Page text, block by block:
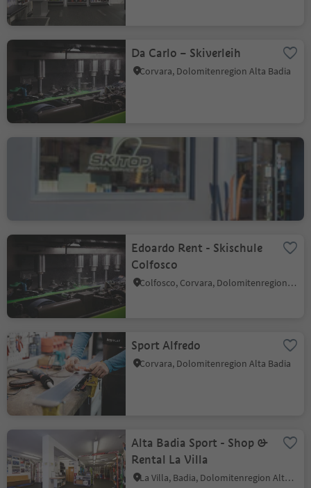
Da Carlo – Skiverleih
Corvara, Dolomitenregion Alta Badia
Ski Top La Val
La Val, Dolomitenregion Alta Badia
Edoardo Rent - Skischule
Colfosco
Colfosco, Corvara, Dolomitenregion Alta Badia
Sport Alfredo
Corvara, Dolomitenregion Alta Badia
Alta Badia Sport - Shop &
Rental La Villa
La Villa, Badia, Dolomitenregion Alta Badia